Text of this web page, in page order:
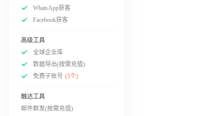
WhatsApp获客
Facebook获客
高级工具
全球企业库
数据导出(按需充值)
免费子账号 (5个)
触达工具
邮件群发(按需充值)